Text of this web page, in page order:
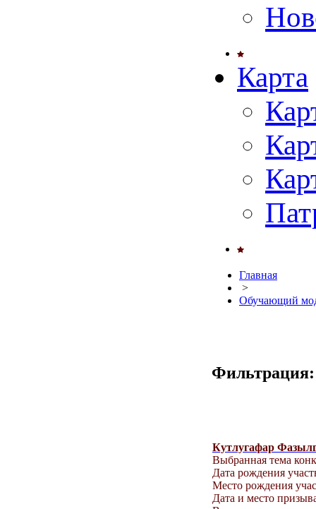
Карта
Главная
>
Обучающий
Фильтрация:
Кутлугафар
Выбранная тема
Дата рождения
Место рождения
Дата и место